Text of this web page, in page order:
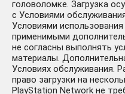
головоломке. Загрузка
с Условиями
Условиями
применимыми
не согласны выполнять
материалы.
Условиях обслуживания.
право загрузки на
PlayStation Network не